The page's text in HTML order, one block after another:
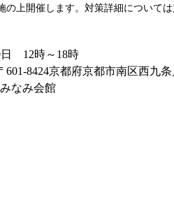
の上開催します。対策詳細について
日 12時～18時
601-8424京都府京都市南区西九
なみ会館